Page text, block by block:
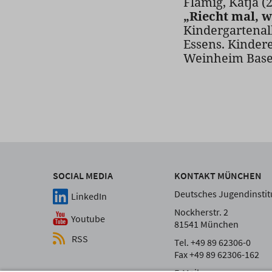
„Riecht mal,
Essens.
Weinheim
SOCIAL MEDIA
LinkedIn
Youtube
RSS
KONTAKT MÜNCHEN
Deutsches
Nockherstr. 2
81541 München
Tel. +49 89 62306-0
Fax +49 89 62306-162